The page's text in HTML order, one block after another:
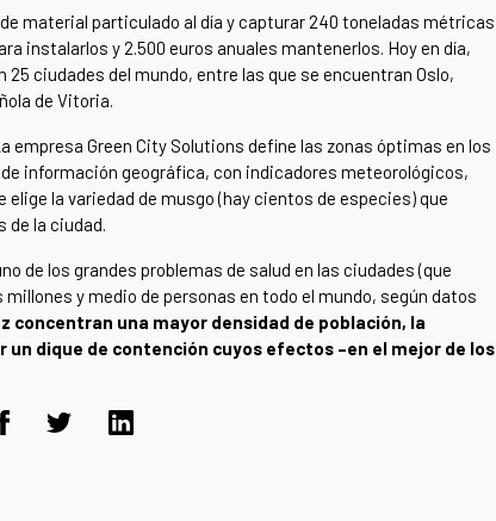
material particulado al día y capturar 240 toneladas métricas
instalarlos y 2.500 euros anuales mantenerlos. Hoy en día,
ciudades del mundo, entre las que se encuentran Oslo,
de Vitoria.
empresa Green City Solutions define las zonas óptimas en los
información geográfica, con indicadores meteorológicos,
elige la variedad de musgo (hay cientos de especies) que
de la ciudad.
de los grandes problemas de salud en las ciudades (que
y medio de personas en todo el mundo, según datos
concentran una mayor densidad de población, la
dique de contención cuyos efectos –en el mejor de los